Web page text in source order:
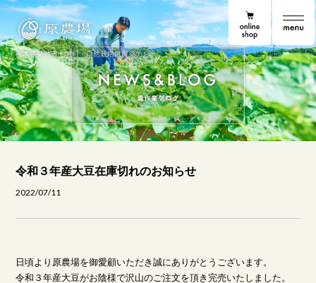
原農場便り
原農場
熊本県菊池市七城町・自然栽培無農薬のお米
online shop
令和３年産大豆在庫切れのお知らせ
2022/07/11
日頃より原農場を御愛顧いただき誠にありがとうございます。
令和３年産大豆がお陰様で沢山のご注文を頂き完売いたしました。